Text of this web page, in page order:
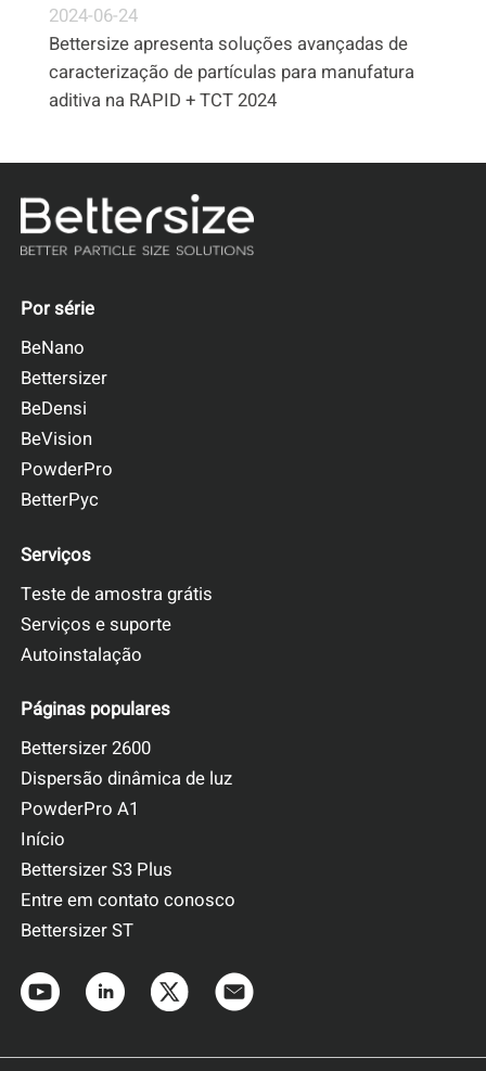
2024-06-24
Bettersize apresenta soluções avançadas de
caracterização de partículas para manufatura
aditiva na RAPID + TCT 2024
Por série
BeNano
Bettersizer
BeDensi
BeVision
PowderPro
BetterPyc
Serviços
Teste de amostra grátis
Serviços e suporte
Autoinstalação
Páginas populares
Bettersizer 2600
Dispersão dinâmica de luz
PowderPro A1
Início
Bettersizer S3 Plus
Entre em contato conosco
Bettersizer ST